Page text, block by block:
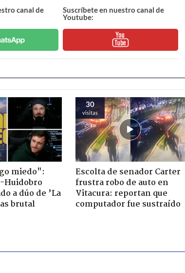
canal de
Suscríbete en nuestro canal de
Youtube:
miedo":
Huidobro
a dúo de ’La
brutal
30
visitas
Escolta de senador Carter
frustra robo de auto en
Vitacura: reportan que
computador fue sustraído